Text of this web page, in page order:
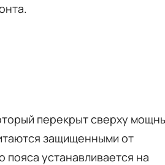
перекрыт сверху
защищенными от
пояса устанавливается на